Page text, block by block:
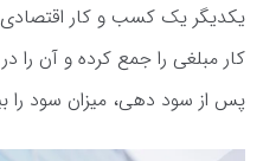
یکدیگر یک کسب و کار اقتصادی
کار مبلغی را جمع کرده و آن را
پس از سود دهی، میزان سود را